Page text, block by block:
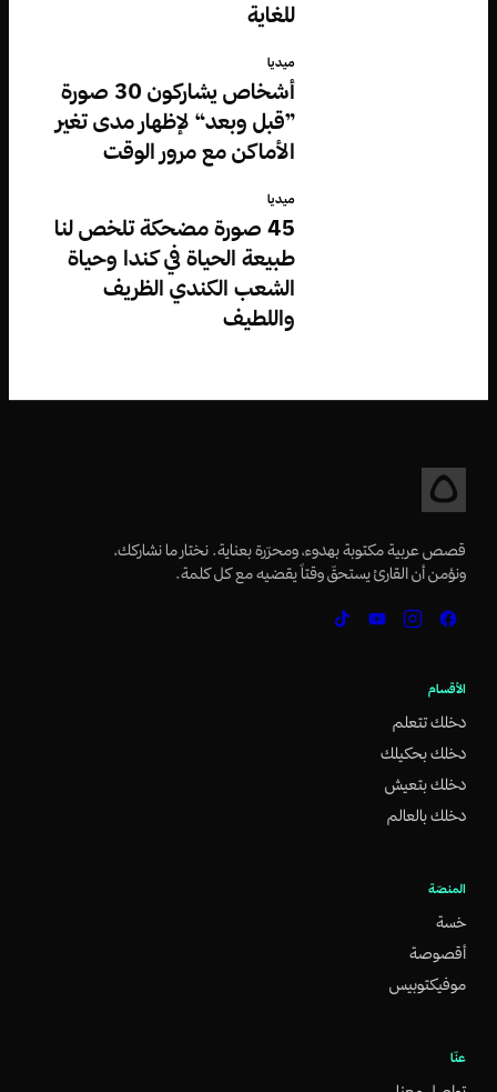
للغاية
ميديا
أشخاص يشاركون 30 صورة
”قبل وبعد“ لإظهار مدى تغير
الأماكن مع مرور الوقت
ميديا
45 صورة مضحكة تلخص لنا
طبيعة الحياة في كندا وحياة
الشعب الكندي الظريف
واللطيف
قصص عربية مكتوبة بهدوء، ومحرّرة بعناية. نختار ما نشاركك،
ونؤمن أن القارئ يستحقّ وقتاً يقضيه مع كل كلمة.
الأقسام
دخلك تتعلم
دخلك بحكيلك
دخلك بتعيش
دخلك بالعالم
المنصّة
خسة
أقصوصة
موفيكتوبيس
عنّا